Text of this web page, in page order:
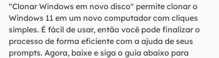
"Clonar Windows em novo disco" permite clonar o
Windows 11 em um novo computador com cliques
simples. É fácil de usar, então você pode finalizar o
processo de forma eficiente com a ajuda de seus
prompts. Agora, baixe e siga o guia abaixo para